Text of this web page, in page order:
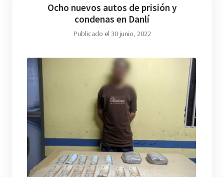
Ocho nuevos autos de prisión y
condenas en Danlí
Publicado el 30 junio, 2022